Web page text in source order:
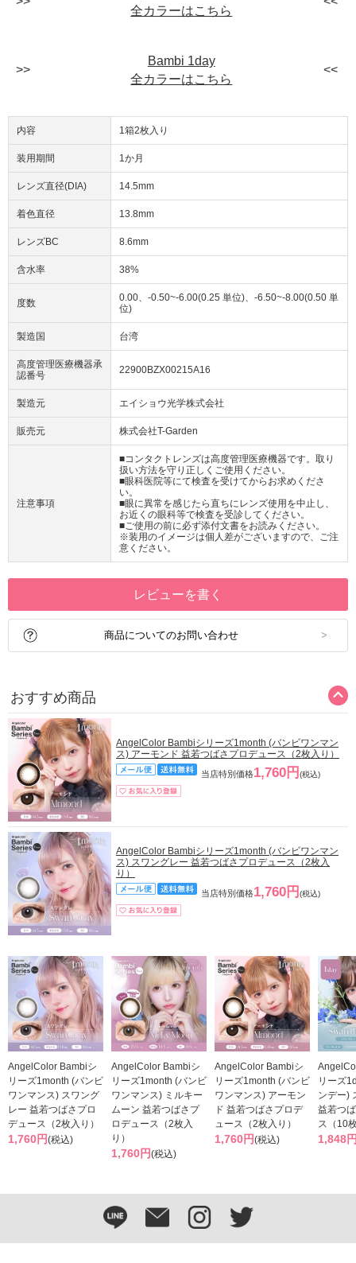
全カラーはこちら
Bambi 1day
全カラーはこちら
内容 1箱2枚入り
装用期間 1か月
レンズ直径(DIA) 14.5mm
着色直径 13.8mm
レンズBC 8.6mm
含水率 38%
度数
0.00、-0.50~-6.00(0.25 単位)、-6.50~-8.00(0.50 単
位)
製造国 台湾
高度管理医療機器承
認番号
22900BZX00215A16
製造元 エイショウ光学株式会社
販売元 株式会社T-Garden
注意事項
■コンタクトレンズは高度管理医療機器です。取り
扱い方法を守り正しくご使用ください。
■眼科医院等にて検査を受けてからお求めくださ
い。
■眼に異常を感じたら直ちにレンズ使用を中止し、
お近くの眼科等で検査を受診してください。
■ご使用の前に必ず添付文書をお読みください。
※装用のイメージは個人差がございますので、ご注
意ください。
レビューを書く
商品についてのお問い合わせ
おすすめ商品
AngelColor Bambiシリーズ1month (バンビワンマン
ス) アーモンド 益若つばさプロデュース（2枚入り）
当店特別価格1,760円 (税込)
AngelColor Bambiシリーズ1month (バンビワンマン
ス) スワングレー 益若つばさプロデュース（2枚入
り）
当店特別価格1,760円 (税込)
AngelColor Bambiシ
リーズ1month (バンビ
ワンマンス) スワング
レー 益若つばさプロ
デュース（2枚入り）
1,760円(税込)
AngelColor Bambiシ
リーズ1month (バンビ
ワンマンス) ミルキー
ムーン 益若つばさプ
ロデュース（2枚入
り）
1,760円(税込)
AngelColor Bambiシ
リーズ1month (バンビ
ワンマンス) アーモン
ド 益若つばさプロデ
ュース（2枚入り）
1,760円(税込)
リーズ
ンデー)
益若つ
ス（10
1,848